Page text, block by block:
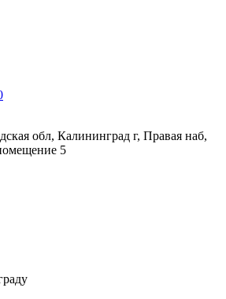
обл, Калининград г, Правая наб,
5